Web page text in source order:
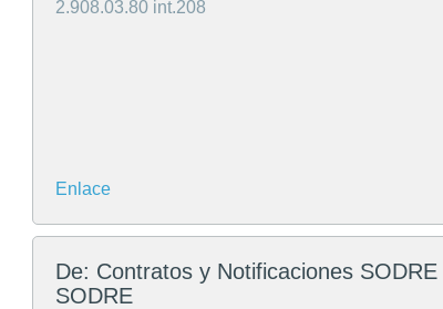
2.908.03.80 int.208
Enlace
De: Contratos y Notificaciones SODRE
SODRE